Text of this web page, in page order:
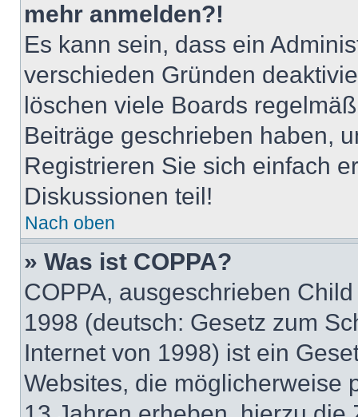
mehr anmelden?!
Es kann sein, dass ein
verschieden Gründen
löschen viele Boards
Beiträge geschrieben haben,
Registrieren Sie sich einfach
Diskussionen teil!
Nach oben
» Was ist COPPA?
COPPA, ausgeschrieben
1998 (deutsch: Gesetz zum
Internet von 1998) ist ein
Websites, die möglicherweise